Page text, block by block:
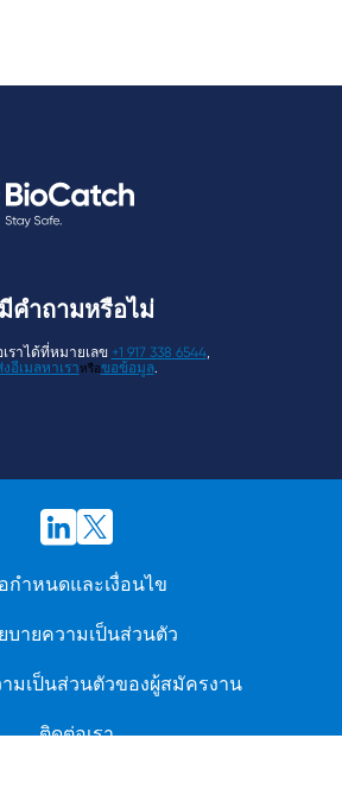
มีคำถามหรือไม่
ราได้ที่หมายเลข +1 917 338 6544,
งอีเมลหาเราหรือขอข้อมูล.
กำหนดและเงื่อนไข
บายความเป็นส่วนตัว
มเป็นส่วนตัวของผู้สมัครงาน
ติดต่อเรา